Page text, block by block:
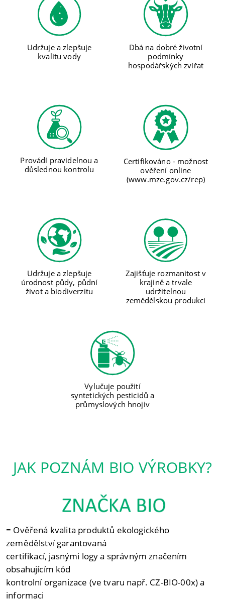
Udržuje a zlepšuje
kvalitu vody
Dbá na dobré životní
podmínky
hospodářských zvířat
Provádí pravidelnou a
důslednou kontrolu
Certifikováno - možnost
ověření online
(www.mze.gov.cz/rep)
Udržuje a zlepšuje
úrodnost půdy, půdní
život a biodiverzitu
Zajišťuje rozmanitost v
krajině a trvale
udržitelnou
zemědělskou produkci
Vylučuje použití
syntetických pesticidů a
průmyslových hnojiv
JAK POZNÁM BIO VÝROBKY?
= Ověřená kvalita produktů ekologického
zemědělství garantovaná
certifikací, jasnými logy a správným značením
obsahujícím kód
kontrolní organizace (ve tvaru např. CZ-BIO-00x) a
informaci